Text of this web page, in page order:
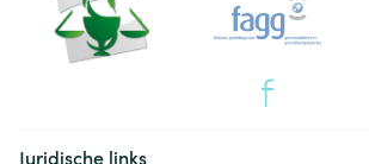
Juridische links